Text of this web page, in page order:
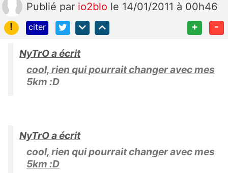
Publié par io2blo le 14/01/2011 à 00h46
!
citer + -
NyTrO a écrit
cool, rien qui pourrait changer avec mes
5km :D
NyTrO a écrit
cool, rien qui pourrait changer avec mes
5km :D